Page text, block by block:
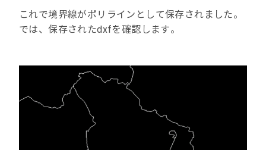
これで境界線がポリラインとして保存されました。
では、保存されたdxfを確認します。